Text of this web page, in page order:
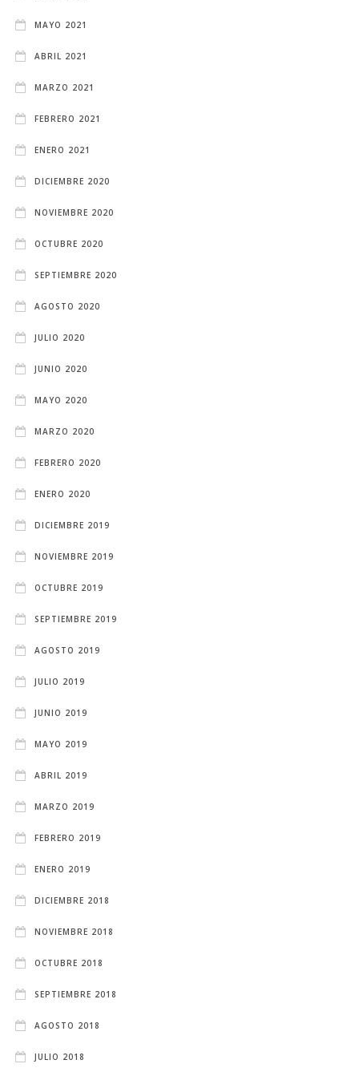
MAYO 2021
ABRIL 2021
MARZO 2021
FEBRERO 2021
ENERO 2021
DICIEMBRE 2020
NOVIEMBRE 2020
OCTUBRE 2020
SEPTIEMBRE 2020
AGOSTO 2020
JULIO 2020
JUNIO 2020
MAYO 2020
MARZO 2020
FEBRERO 2020
ENERO 2020
DICIEMBRE 2019
NOVIEMBRE 2019
OCTUBRE 2019
SEPTIEMBRE 2019
AGOSTO 2019
JULIO 2019
JUNIO 2019
MAYO 2019
ABRIL 2019
MARZO 2019
FEBRERO 2019
ENERO 2019
DICIEMBRE 2018
NOVIEMBRE 2018
OCTUBRE 2018
SEPTIEMBRE 2018
AGOSTO 2018
JULIO 2018